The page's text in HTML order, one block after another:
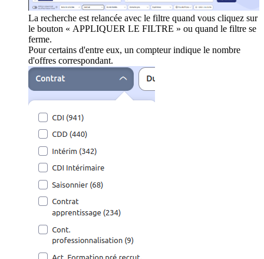
La recherche est relancée avec le filtre quand vous cliquez sur
le bouton « APPLIQUER LE FILTRE » ou quand le filtre se
ferme.
Pour certains d'entre eux, un compteur indique le nombre
d'offres correspondant.